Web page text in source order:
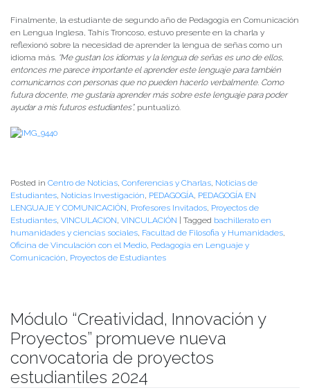
Finalmente, la estudiante de segundo año de Pedagogía en Comunicación
en Lengua Inglesa, Tahís Troncoso, estuvo presente en la charla y
reflexionó sobre la necesidad de aprender la lengua de señas como un
idioma más. “Me gustan los idiomas y la lengua de señas es uno de ellos,
entonces me parece importante el aprender este lenguaje para también
comunicarnos con personas que no pueden hacerlo verbalmente. Como
futura docente, me gustaría aprender más sobre este lenguaje para poder
ayudar a mis futuros estudiantes”, puntualizó.
Posted in Centro de Noticias Conferencias y Charlas Noticias de
Estudiantes Noticias Investigación PEDAGOGÍA PEDAGOGÍA EN
LENGUAJE Y COMUNICACIÓN Profesores Invitados Proyectos de
Estudiantes VINCULACION VINCULACIÓN | Tagged bachillerato en
humanidades y ciencias sociales Facultad de Filosofia y Humanidades
Oficina de Vinculación con el Medio Pedagogia en Lenguaje y
Comunicación Proyectos de Estudiantes
Módulo “Creatividad, Innovación y
Proyectos” promueve nueva
convocatoria de proyectos
estudiantiles 2024